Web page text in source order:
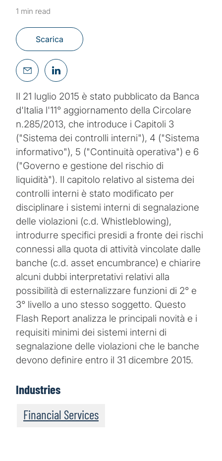
1 min read
Scarica
Il 21 luglio 2015 è stato pubblicato da Banca
d'Italia l'11° aggiornamento della Circolare
n.285/2013, che introduce i Capitoli 3
("Sistema dei controlli interni"), 4 ("Sistema
informativo"), 5 ("Continuità operativa") e 6
("Governo e gestione del rischio di
liquidità"). Il capitolo relativo al sistema dei
controlli interni è stato modificato per
disciplinare i sistemi interni di segnalazione
delle violazioni (c.d. Whistleblowing),
introdurre specifici presidi a fronte dei rischi
connessi alla quota di attività vincolate dalle
banche (c.d. asset encumbrance) e chiarire
alcuni dubbi interpretativi relativi alla
possibilità di esternalizzare funzioni di 2° e
3° livello a uno stesso soggetto. Questo
Flash Report analizza le principali novità e i
requisiti minimi dei sistemi interni di
segnalazione delle violazioni che le banche
devono definire entro il 31 dicembre 2015.
Industries
Financial Services